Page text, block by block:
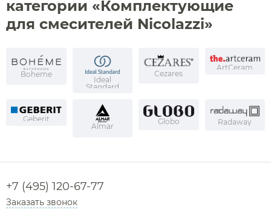
категории «Комплектующие
для смесителей Nicolazzi»
Boheme
Ideal
Standard
Cezares
ArtCeram
Geberit
Almar
Globo Radaway
+7 (495) 120-67-77
Заказать звонок